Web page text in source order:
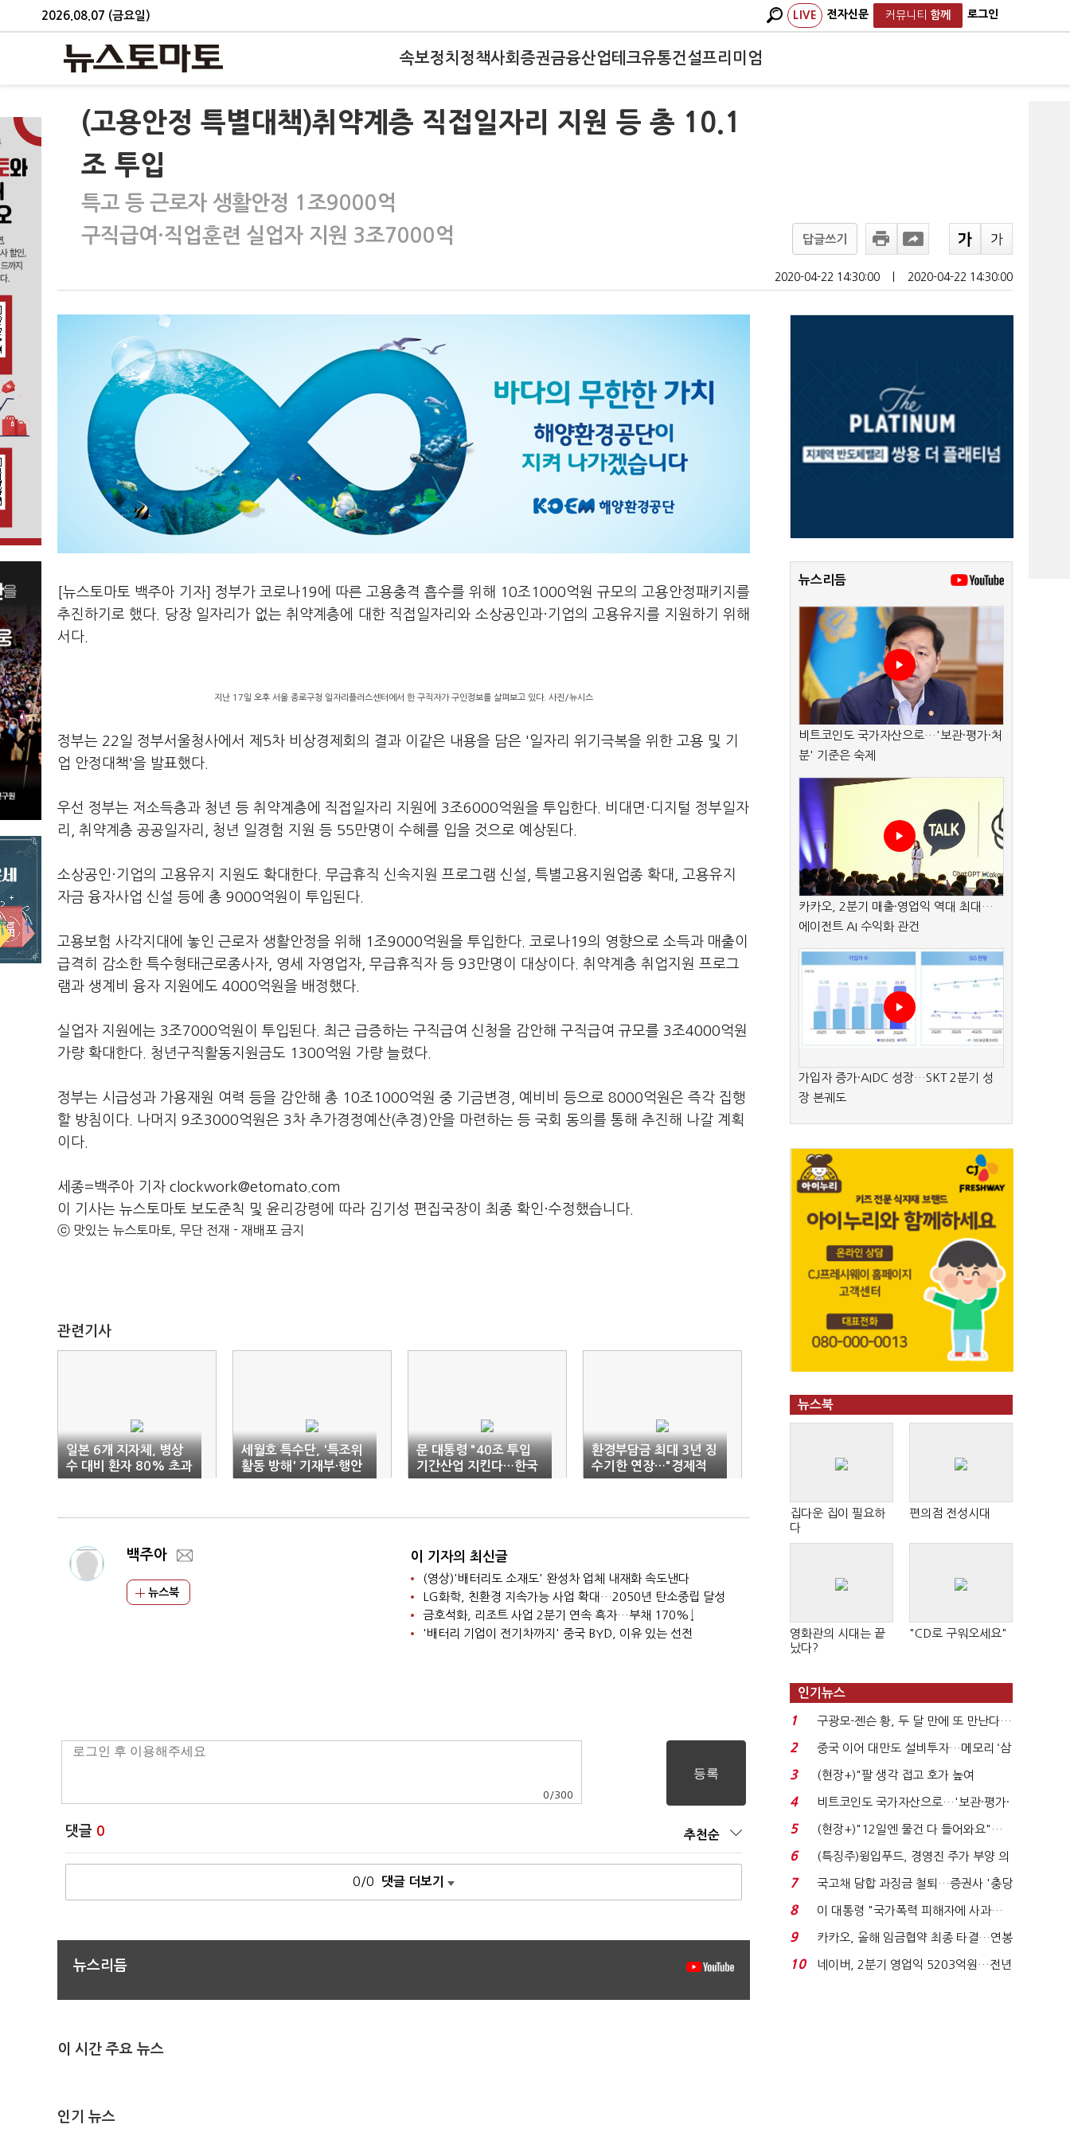
2026.08.07 (금요일) LIVE 전자신문 커뮤니티 함께 로그인
속보정치 정책사회 증권금융산업테크유통건설프리미엄
(고용안정 특별대책)취약계층 직접일자리 지원 등 총 10.1
조 투입
특고 등 근로자 생활안정 1조9000억
구직급여·직업훈련 실업자 지원 3조7000억
답글쓰기
2020-04-22 14:30:00 2020-04-22 14:30:00
[뉴스토마토 백주아 기자] 정부가 코로나19에 따른 고용충격 흡수를 위해 10조1000억원 규모의 고용안정패키지를
추진하기로 했다. 당장 일자리가 없는 취약계층에 대한 직접일자리와 소상공인과·기업의 고용유지를 지원하기 위해
서다.
지난 17일 오후 서울 종로구청 일자리플러스센터에서 한 구직자가 구인정보를 살펴보고 있다. 사진/뉴시스
정부는 22일 정부서울청사에서 제5차 비상경제회의 결과 이같은 내용을 담은 '일자리 위기극복을 위한 고용 및 기
업 안정대책'을 발표했다.
우선 정부는 저소득층과 청년 등 취약계층에 직접일자리 지원에 3조6000억원을 투입한다. 비대면·디지털 정부일자
리, 취약계층 공공일자리, 청년 일경험 지원 등 55만명이 수혜를 입을 것으로 예상된다.
소상공인·기업의 고용유지 지원도 확대한다. 무급휴직 신속지원 프로그램 신설, 특별고용지원업종 확대, 고용유지
자금 융자사업 신설 등에 총 9000억원이 투입된다.
고용보험 사각지대에 놓인 근로자 생활안정을 위해 1조9000억원을 투입한다. 코로나19의 영향으로 소득과 매출이
급격히 감소한 특수형태근로종사자, 영세 자영업자, 무급휴직자 등 93만명이 대상이다. 취약계층 취업지원 프로그
램과 생계비 융자 지원에도 4000억원을 배정했다.
실업자 지원에는 3조7000억원이 투입된다. 최근 급증하는 구직급여 신청을 감안해 구직급여 규모를 3조4000억원
가량 확대한다. 청년구직활동지원금도 1300억원 가량 늘렸다.
정부는 시급성과 가용재원 여력 등을 감안해 총 10조1000억원 중 기금변경, 예비비 등으로 8000억원은 즉각 집행
할 방침이다. 나머지 9조3000억원은 3차 추가경정예산(추경)안을 마련하는 등 국회 동의를 통해 추진해 나갈 계획
이다.
세종=백주아 기자 clockwork@etomato.com
이 기사는 뉴스토마토 보도준칙 및 윤리강령에 따라 김기성 편집국장이 최종 확인·수정했습니다.
ⓒ 맛있는 뉴스토마토, 무단 전재 - 재배포 금지
관련기사
일본 6개 지자체, 병상
수 대비 환자 80% 초과
세월호 특수단, '특조위
활동 방해' 기재부·행안
부 압수수색(종합)
문 대통령 "40조 투입
기간산업 지킨다…한국
판 뉴딜 준비"
환경부담금 최대 3년 징
수기한 연장…"경제적
부담 줄인다"
백주아
뉴스북
이 기자의 최신글
(영상)'배터리도 소재도' 완성차 업체 내재화 속도낸다
LG화학, 친환경 지속가능 사업 확대…2050년 탄소중립 달성
금호석화, 리조트 사업 2분기 연속 흑자…부채 170%↓
'배터리 기업이 전기차까지' 중국 BYD, 이유 있는 선전
0 /300
댓글 0 추천순
0/0 댓글 더보기
뉴스리듬
이 시간 주요 뉴스
인기 뉴스
뉴스리듬
비트코인도 국가자산으로…'보관·평가·처
분' 기준은 숙제
카카오, 2분기 매출·영업익 역대 최대…
에이전트 AI 수익화 관건
가입자 증가·AIDC 성장…SKT 2분기 성
장 본궤도
뉴스북
집다운 집이 필요하
다
편의점 전성시대
영화관의 시대는 끝
났다?
"CD로 구워오세요"
인기뉴스
1
구광모-젠슨 황, 두 달 만에 또 만난다…
로봇·AI 등 논...
2
중국 이어 대만도 설비투자…메모리 ‘삼
국전쟁’
3
(현장+)"팔 생각 접고 호가 높여
요"…'덜 똘똘한 한 채' 20...
4
비트코인도 국가자산으로…'보관·평가·
처분' 기준은 ...
5
(현장+)"12일엔 물건 다 들어와요"…
빈 매대 채우며 문 연 ...
6
(특징주)윙입푸드, 경영진 주가 부양 의
지에 상한가...
7
국고채 담합 과징금 철퇴…증권사 '충당
금 폭탄' 우려...
8
이 대통령 "국가폭력 피해자에 사과…
적극적 조사로 진...
9
카카오, 올해 임금협약 최종 타결…연봉
6.3% 인상·격려...
10
네이버, 2분기 영업익 5203억원…전년